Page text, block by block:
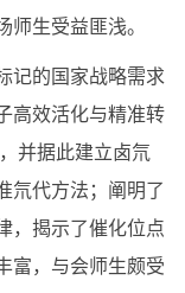
师生受益匪浅。
记的国家战略需求
高效活化与精准转
并据此建立卤氘
氘代方法；阐明了
，揭示了催化位点
富，与会师生颇受